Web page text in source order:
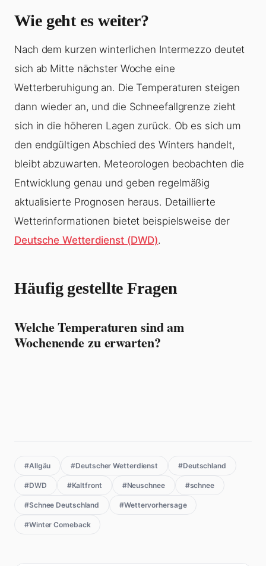
Wie geht es weiter?
Nach dem kurzen winterlichen Intermezzo deutet
sich ab Mitte nächster Woche eine
Wetterberuhigung an. Die Temperaturen steigen
dann wieder an, und die Schneefallgrenze zieht
sich in die höheren Lagen zurück. Ob es sich um
den endgültigen Abschied des Winters handelt,
bleibt abzuwarten. Meteorologen beobachten die
Entwicklung genau und geben regelmäßig
aktualisierte Prognosen heraus. Detaillierte
Wetterinformationen bietet beispielsweise der
Deutsche Wetterdienst (DWD).
Häufig gestellte Fragen
Welche Temperaturen sind am
Wochenende zu erwarten?
#Allgäu #Deutscher Wetterdienst #Deutschland
#DWD #Kaltfront #Neuschnee #schnee
#Schnee Deutschland #Wettervorhersage
#Winter Comeback